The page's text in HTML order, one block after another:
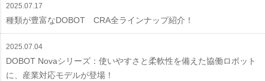
2025.07.17
種類が豊富なDOBOT CRA全ラインナップ紹介！
2025.07.04
DOBOT Novaシリーズ：使いやすさと柔軟性を備えた協働ロボット
に、産業対応モデルが登場！